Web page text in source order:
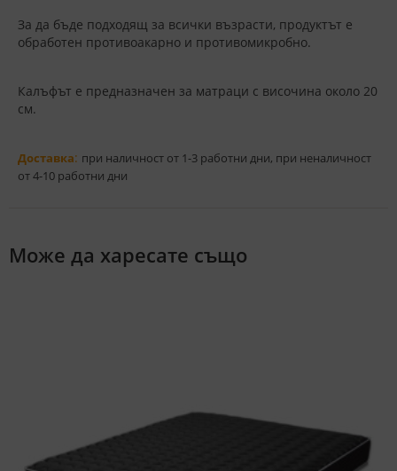
За да бъде подходящ за всички възрасти, продуктът е
обработен противоакарно и противомикробно.
Калъфът е предназначен за матраци с височина около 20
см.
Доставка: при наличност от 1-3 работни дни, при неналичност
от 4-10 работни дни
Може да харесате също